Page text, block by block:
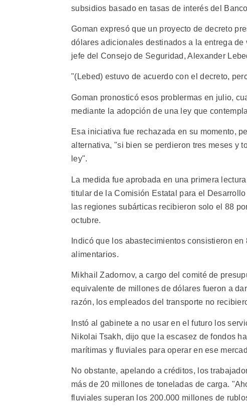
subsidios basado en tasas de interés del
Goman expresó que un proyecto de decreto
dólares adicionales destinados a la entrega
jefe del Consejo de Seguridad, Alexander
"(Lebed) estuvo de acuerdo con el decreto,
Goman pronosticó esos problermas en julio,
mediante la adopción de una ley que
Esa iniciativa fue rechazada en su momento,
alternativa, "si bien se perdieron tres meses y
ley".
La medida fue aprobada en una primera
titular de la Comisión Estatal para el
las regiones subárticas recibieron solo el 88
octubre.
Indicó que los abastecimientos consistieron
alimentarios.
Mikhail Zadornov, a cargo del comité de
equivalente de millones de dólares fueron a
razón, los empleados del transporte no
Instó al gabinete a no usar en el futuro los
Nikolai Tsakh, dijo que la escasez de fondos
marítimas y fluviales para operar en ese
No obstante, apelando a créditos, los
más de 20 millones de toneladas de carga.
fluviales superan los 200.000 millones de